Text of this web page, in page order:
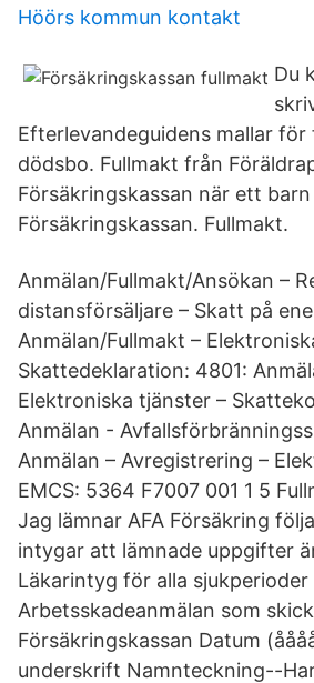
Höörs kommun kontakt
Du
Efterlevandeguidens mallar
dödsbo. Fullmakt från
Försäkringskassan när ett
Försäkringskassan. Fullmakt.
Anmälan/Fullmakt/Ansökan –
distansförsäljare – Skatt på
Anmälan/Fullmakt –
Skattedeklaration: 4801:
Elektroniska tjänster –
Anmälan -
Anmälan – Avregistrering –
EMCS: 5364 F7007 001 1 5
Jag lämnar AFA Försäkring
intygar att lämnade uppgifter
Läkarintyg för alla sjukperioder
Arbetsskadeanmälan som
Försäkringskassan Datum
underskrift Namnteckning--